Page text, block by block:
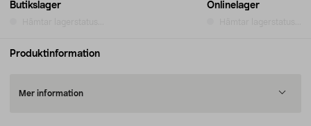
Butikslager Onlinelager
Produktinformation
Mer information